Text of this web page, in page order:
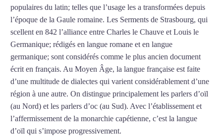
populaires du latin; telles que l’usage les a transformées depuis
l’époque de la Gaule romaine. Les Serments de Strasbourg, qui
scellent en 842 l’alliance entre Charles le Chauve et Louis le
Germanique; rédigés en langue romane et en langue
germanique; sont considérés comme le plus ancien document
écrit en français. Au Moyen Âge, la langue française est faite
d’une multitude de dialectes qui varient considérablement d’une
région à une autre. On distingue principalement les parlers d’oïl
(au Nord) et les parlers d’oc (au Sud). Avec l’établissement et
l’affermissement de la monarchie capétienne, c’est la langue
d’oïl qui s’impose progressivement.